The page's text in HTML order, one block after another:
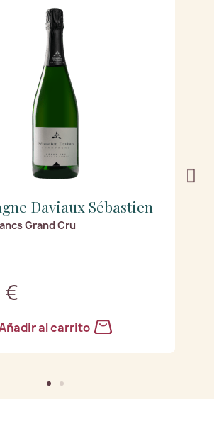
Daviaux Sébastien
Grand Cru
€
al carrito